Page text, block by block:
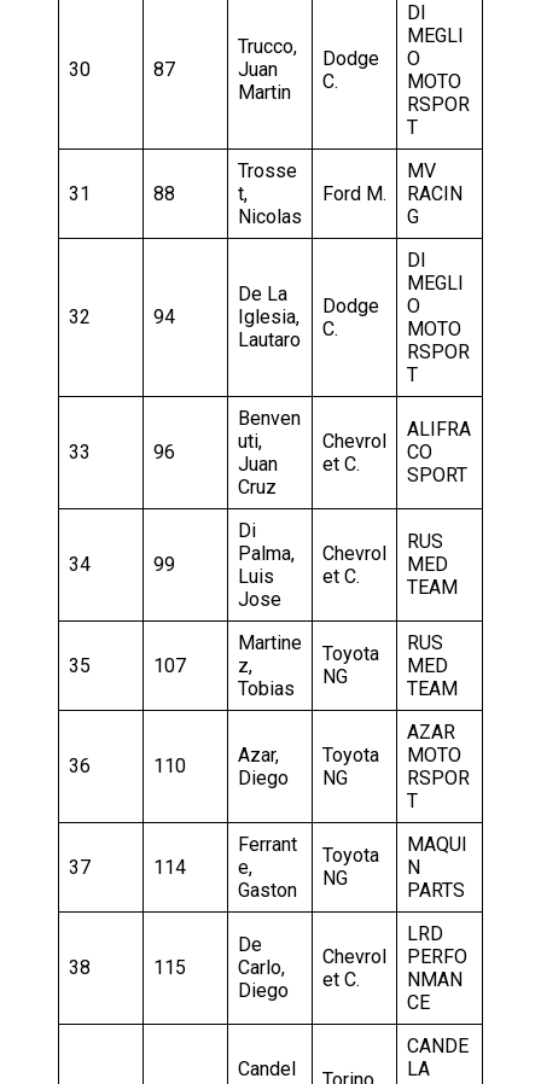
30 87
Trucco,
Juan
Martin
Dodge
C.
DI
MEGLI
O
MOTO
RSPOR
T
31 88
Trosse
t,
Nicolas
Ford M.
MV
RACIN
G
32 94
De La
Iglesia,
Lautaro
Dodge
C.
DI
MEGLI
O
MOTO
RSPOR
T
33 96
Benven
uti,
Juan
Cruz
Chevrol
et C.
ALIFRA
CO
SPORT
34 99
Di
Palma,
Luis
Jose
Chevrol
et C.
RUS
MED
TEAM
35 107
Martine
z,
Tobias
Toyota
NG
RUS
MED
TEAM
36 110
Azar,
Diego
Toyota
NG
AZAR
MOTO
RSPOR
T
37 114
Ferrant
e,
Gaston
Toyota
NG
MAQUI
N
PARTS
38 115
De
Carlo,
Diego
Chevrol
et C.
LRD
PERFO
NMAN
CE
Candel
CANDE
LA